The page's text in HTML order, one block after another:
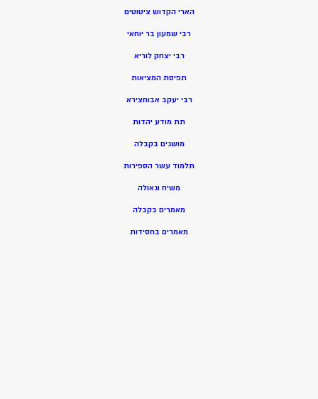
הארי הקדוש ציטוטים
רבי שמעון בר יוחאי
רבי יצחק לוריא
תפיסת המציאות
רבי יעקב אבוחצירא
תת מודע יהדות
מושגים בקבלה
תלמוד עשר הספירות
משיח וגאולה
מאמרים בקבלה
מאמרים בחסידות